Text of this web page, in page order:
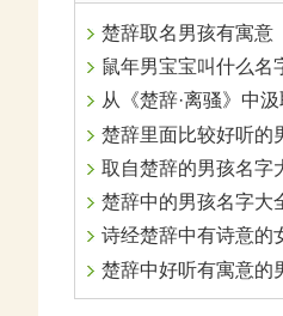
楚辞取名男孩有寓意
鼠年男宝宝叫什么名
从《楚辞·离骚》中汲取灵感：
楚辞里面比较好听的
取自楚辞的男孩名字
楚辞中的男孩名字大
诗经楚辞中有诗意的
楚辞中好听有寓意的